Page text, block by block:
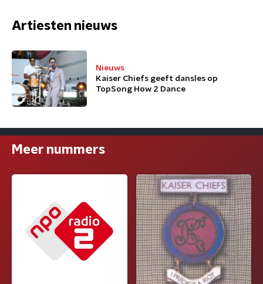
Artiesten nieuws
Nieuws
Kaiser Chiefs geeft dansles op
TopSong How 2 Dance
Meer nummers